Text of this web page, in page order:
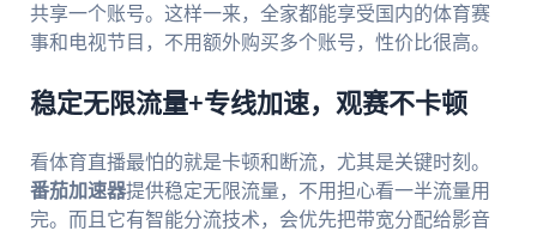
共享一个账号。这样一来，全家都能享受国内的体育赛
事和电视节目，不用额外购买多个账号，性价比很高。
稳定无限流量+专线加速，观赛不卡顿
看体育直播最怕的就是卡顿和断流，尤其是关键时刻。
番茄加速器提供稳定无限流量，不用担心看一半流量用
完。而且它有智能分流技术，会优先把带宽分配给影音